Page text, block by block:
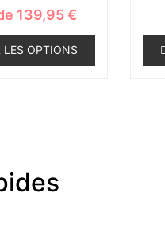
139,95€
LES OPTIONS